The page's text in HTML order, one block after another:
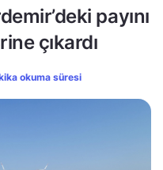
payını
çıkardı
okuma süresi